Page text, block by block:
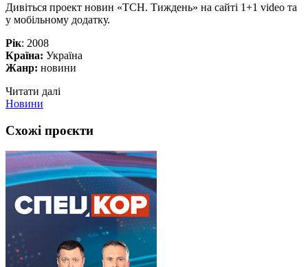
Дивіться проект новин «ТСН. Тиждень» на сайті 1+1 video та
у мобільному додатку.
Рік: 2008
Країна: Україна
Жанр: новини
Читати далі
Новини
Схожі проєкти